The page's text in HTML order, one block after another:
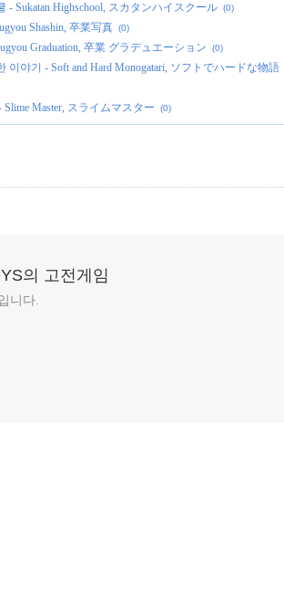
- Sukatan Highschool, スカタンハイスクール (0)
Shashin, 卒業写真 (0)
Graduation, 卒業 グラデュエーション (0)
이야기 - Soft and Hard Monogatari, ソフトでハードな物語
Master, スライムマスター (0)
의 고전게임
니다.